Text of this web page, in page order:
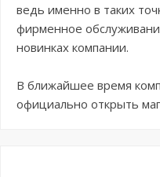
ведь именно в таких
фирменное
новинках компании.
В ближайшее время
официально открыть